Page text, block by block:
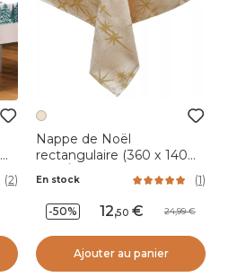
(2)
Nappe de Noël
rectangulaire (360 x 140
cm) Étoiles Célestes Beige
et doré
En stock (1)
-50% 12,50 24,99
Ajouter au panier